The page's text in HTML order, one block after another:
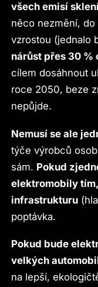
všech emisí
něco nezmění,
vzrostou (jednalo
nárůst přes 30 %
cílem dosáhnout
roce 2050, beze
nepůjde.
Nemusí se ale
týče výrobců
sám. Pokud
elektromobily
infrastrukturu
poptávka.
Pokud bude
velkých
na lepší,